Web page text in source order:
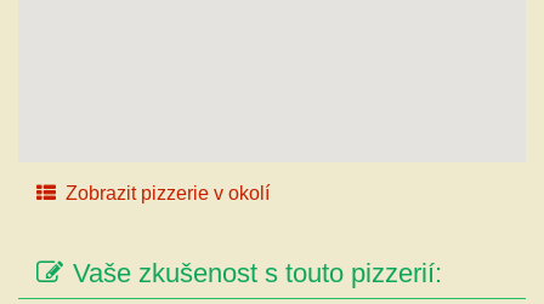
Zobrazit pizzerie v okolí
Vaše zkušenost s touto pizzerií: